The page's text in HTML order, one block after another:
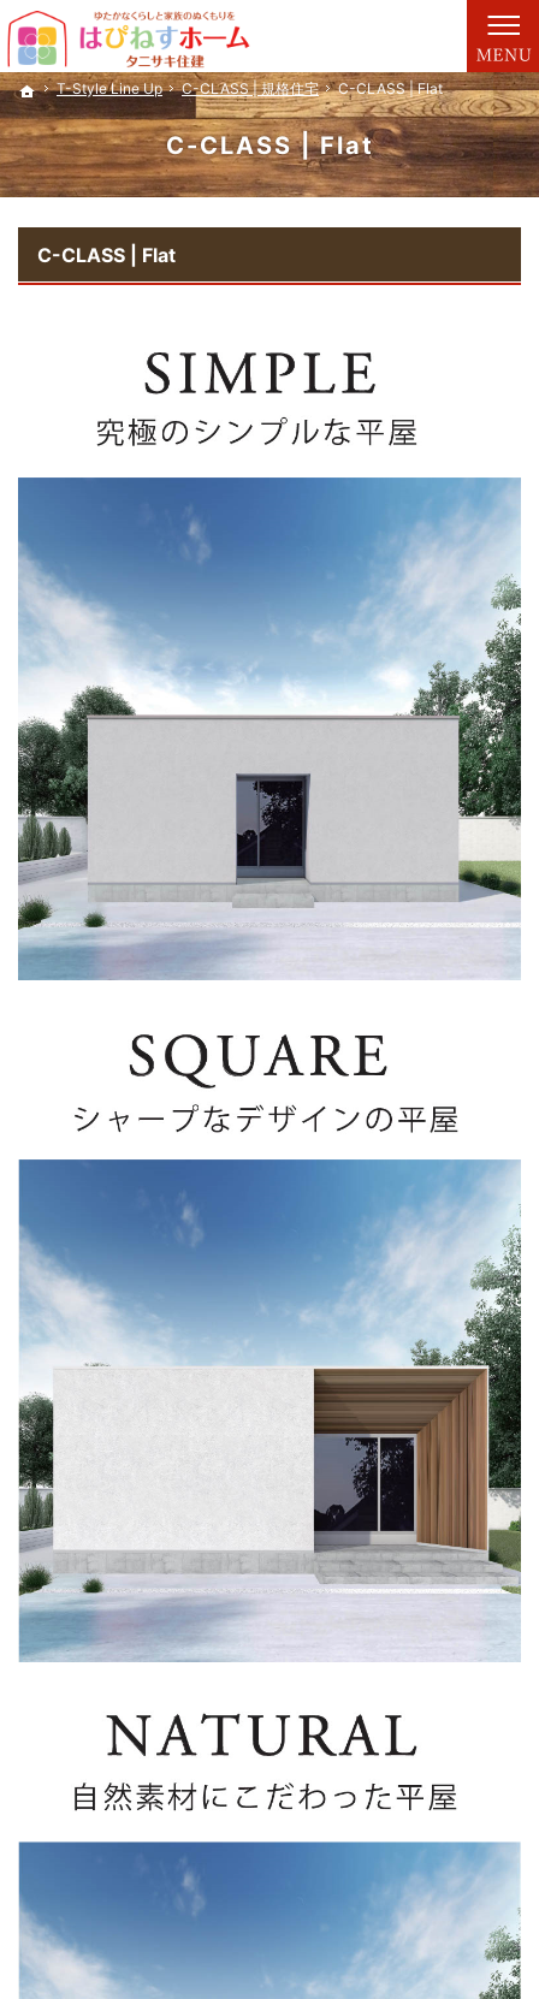
ホーム
T-Style Line Up C-CLASS | 規格住宅 C-CLASS | Flat
C-CLASS | Flat
プロの目線からご提案。富山市・黒部市・滑川市・魚津市の注文住宅・新築戸建てを手が
富山市・黒部市・滑川市・魚津市の注文住宅・新築戸建てを手がける工務店ならタニサキ
C-CLASS | Flat
ホーム
T-Style Line Up C-CLASS | 規格住宅 C-CLASS | Flat